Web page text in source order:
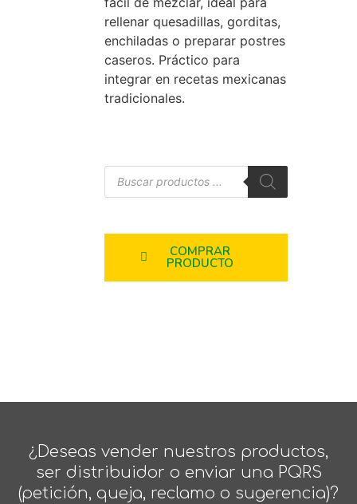
rellenar quesadillas, gorditas,
enchiladas o preparar postres
caseros. Práctico para
integrar en recetas mexicanas
tradicionales.
COMPRAR
PRODUCTO
¿Deseas vender nuestros productos,
ser distribuidor o enviar una PQRS
(petición, queja, reclamo o sugerencia)?